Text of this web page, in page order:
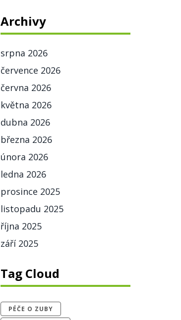
Archivy
srpna 2026
července 2026
června 2026
května 2026
dubna 2026
března 2026
února 2026
ledna 2026
prosince 2025
listopadu 2025
října 2025
září 2025
Tag Cloud
PÉČE O ZUBY